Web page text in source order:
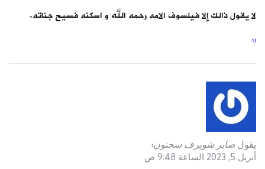
لا يقول ذالك إلا فيلسوف الامه رحمه الله و اسكنه فسيح جناته.
رد
يقول صابر شويرف سحنون:
أبريل 5, 2023 الساعة 9:48 ص